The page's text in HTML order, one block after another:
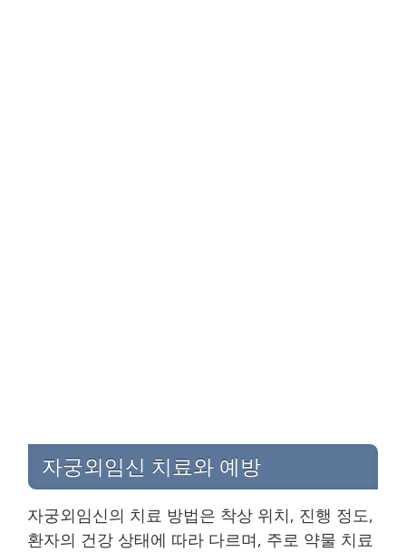
자궁외임신 치료와 예방
자궁외임신의 치료 방법은 착상 위치, 진행 정도,
환자의 건강 상태에 따라 다르며, 주로 약물 치료